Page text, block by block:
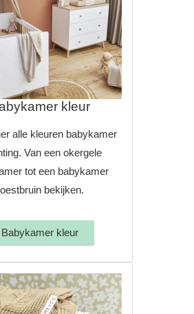
kleur
alle kleuren babykamer
Van een okergele
tot een babykamer
bekijken.
Babykamer kleur